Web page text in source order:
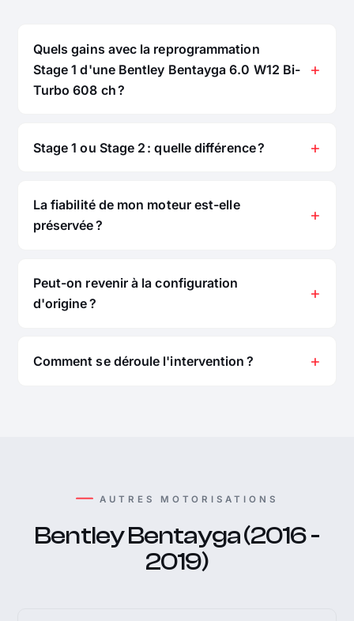
Quels gains avec la reprogrammation
Stage 1 d'une Bentley Bentayga 6.0 W12 Bi-
Turbo 608 ch ?
Stage 1 ou Stage 2 : quelle différence ?
La fiabilité de mon moteur est-elle
préservée ?
Peut-on revenir à la configuration
d'origine ?
Comment se déroule l'intervention ?
AUTRES MOTORISATIONS
Bentley Bentayga (2016 -
2019)